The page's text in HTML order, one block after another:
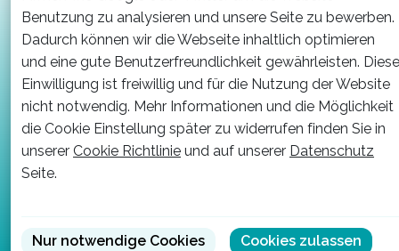
Benutzung zu analysieren und unsere Seite zu bewerben.
Dadurch können wir die Webseite inhaltlich optimieren
und eine gute Benutzerfreundlichkeit gewährleisten. Diese
Einwilligung ist freiwillig und für die Nutzung der Website
nicht notwendig. Mehr Informationen und die Möglichkeit
die Cookie Einstellung später zu widerrufen finden Sie in
unserer Cookie Richtlinie und auf unserer Datenschutz
Seite.
Nur notwendige Cookies Cookies zulassen